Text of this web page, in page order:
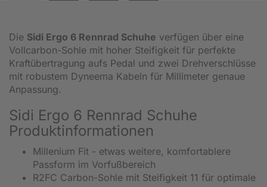
Die Sidi Ergo 6 Rennrad Schuhe verfügen über eine
Vollcarbon-Sohle mit hoher Steifigkeit für perfekte
Kraftübertragung aufs Pedal und zwei Drehverschlüsse
mit robustem Dyneema Kabeln für Millimeter genaue
Anpassung.
Sidi Ergo 6 Rennrad Schuhe
Produktinformationen
Millenium Fit - etwas weitere, komfortablere
Passform im Vorfußbereich
R2FC Carbon-Sohle mit Steifigkeit 11 für optimale